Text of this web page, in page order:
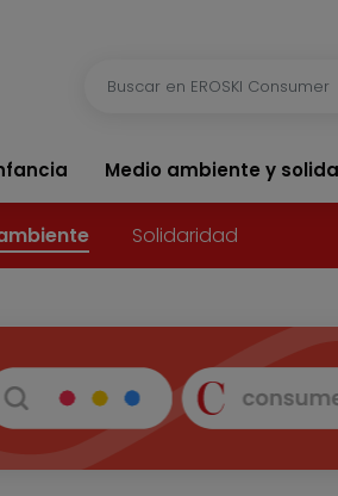
Medio ambiente y
Solidaridad